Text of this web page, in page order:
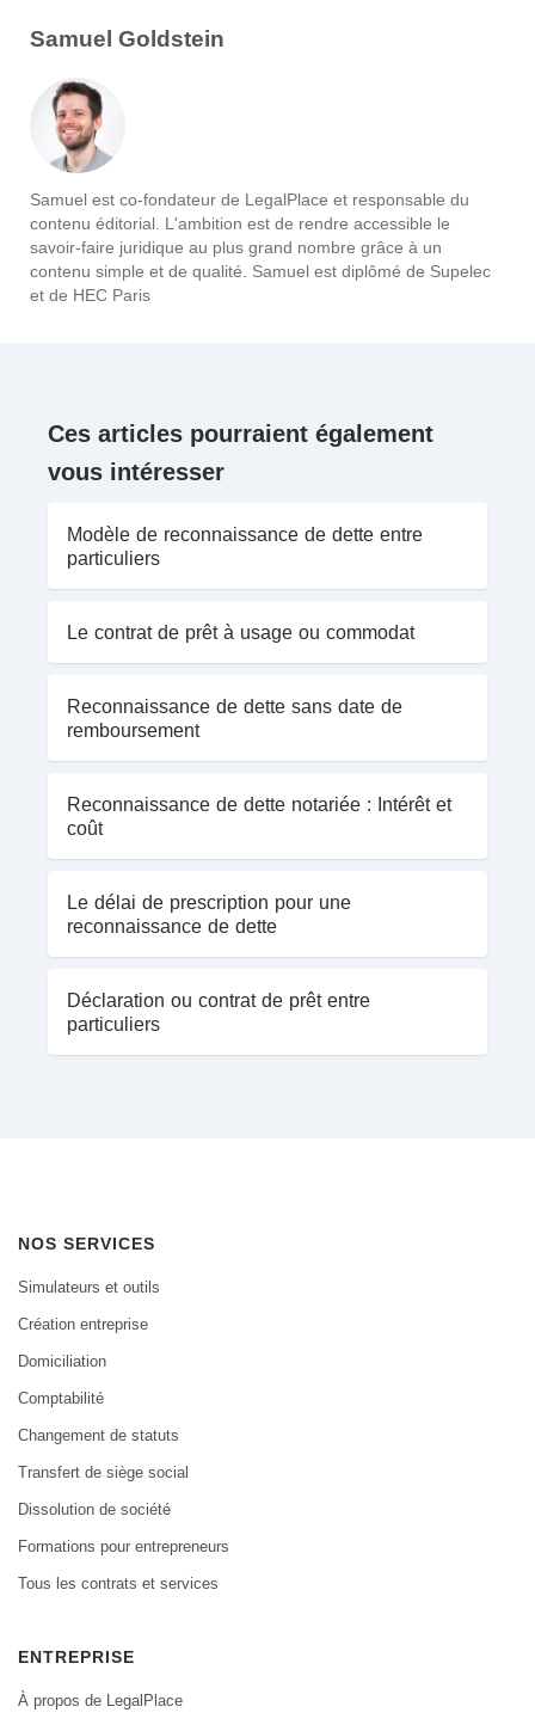
Samuel Goldstein
Samuel est co-fondateur de LegalPlace et responsable du
contenu éditorial. L'ambition est de rendre accessible le
savoir-faire juridique au plus grand nombre grâce à un
contenu simple et de qualité. Samuel est diplômé de Supelec
et de HEC Paris
Ces articles pourraient également
vous intéresser
Modèle de reconnaissance de dette entre
particuliers
Le contrat de prêt à usage ou commodat
Reconnaissance de dette sans date de
remboursement
Reconnaissance de dette notariée : Intérêt et
coût
Le délai de prescription pour une
reconnaissance de dette
Déclaration ou contrat de prêt entre
particuliers
NOS SERVICES
Simulateurs et outils
Création entreprise
Domiciliation
Comptabilité
Changement de statuts
Transfert de siège social
Dissolution de société
Formations pour entrepreneurs
Tous les contrats et services
ENTREPRISE
À propos de LegalPlace